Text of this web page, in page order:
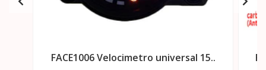
FACE1006 Velocimetro universal 15..